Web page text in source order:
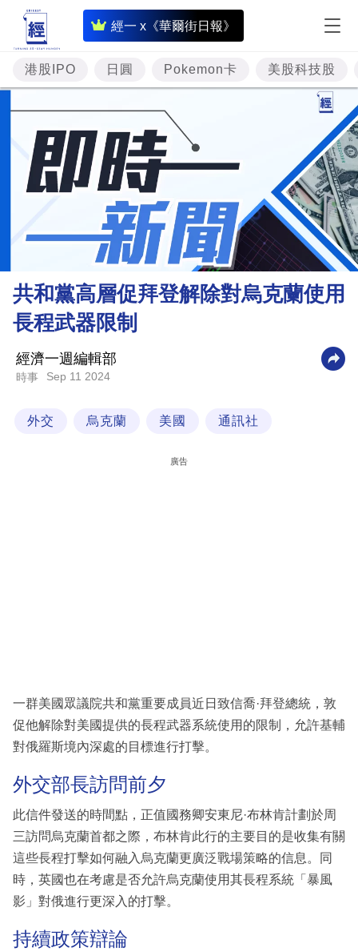
經一 x《華爾街日報》
即
時
財
經
專
題
投
資
樓
市
財
商
業
科
區
港股IPO 日圓 Pokemon卡 美股科技股
共和黨高層促拜登解除對烏克蘭使用
長程武器限制
經濟一週編輯部
時事 Sep 11 2024
外交 烏克蘭 美國 通訊社
廣告
一群美國眾議院共和黨重要成員近日致信喬·拜登總統，敦
促他解除對美國提供的長程武器系統使用的限制，允許基輔
對俄羅斯境內深處的目標進行打擊。
外交部長訪問前夕
此信件發送的時間點，正值國務卿安東尼·布林肯計劃於周
三訪問烏克蘭首都之際，布林肯此行的主要目的是收集有關
這些長程打擊如何融入烏克蘭更廣泛戰場策略的信息。同
時，英國也在考慮是否允許烏克蘭使用其長程系統「暴風
影」對俄進行更深入的打擊。
持續政策辯論